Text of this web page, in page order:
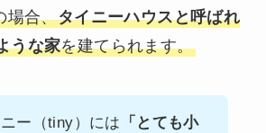
場合、タイニーハウスと呼ばれ
うな家を建てられます。
ー（tiny）には 「とても小